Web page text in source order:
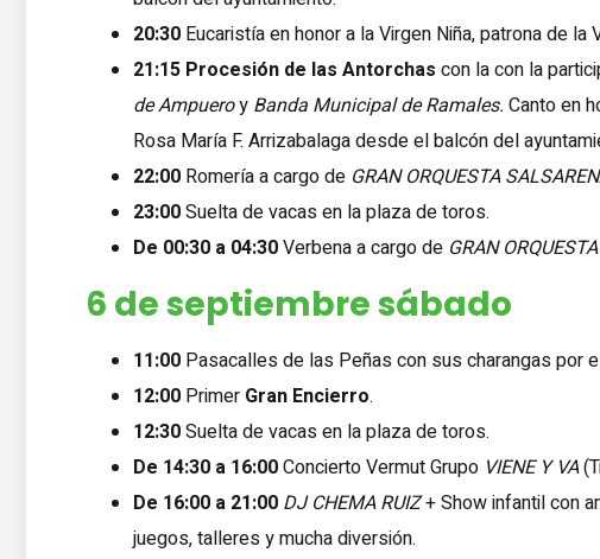
20:30 Eucaristía en honor a la Virgen Niña, patrona de la
21:15 Procesión de las Antorchas con la con la
de Ampueroy Banda Municipal de Ramales. Canto en
Rosa María F. Arrizabalaga desde el balcón del
22:00 Romería a cargo de GRAN ORQUESTA
23:00Suelta de vacas en la plaza de toros.
De 00:30 a 04:30Verbena a cargo de GRAN
6 de septiembre sábado
11:00 Pasacalles de las Peñas con sus charangas por
12:00 Primer Gran Encierro.
12:30Suelta de vacas en la plaza de toros.
De 14:30 a 16:00Concierto Vermut Grupo VIENE Y VA
De 16:00 a 21:00 DJ CHEMA RUIZ+ Show infantil con
juegos, talleres y mucha diversión.